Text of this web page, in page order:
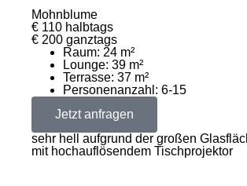
Mohnblume
€ 110 halbtags
€ 200 ganztags
Raum: 24 m²
Lounge: 39 m²
Terrasse: 37 m²
Personenanzahl: 6-15
Jetzt anfragen
sehr hell aufgrund der großen
mit hochauflösendem Tischprojektor